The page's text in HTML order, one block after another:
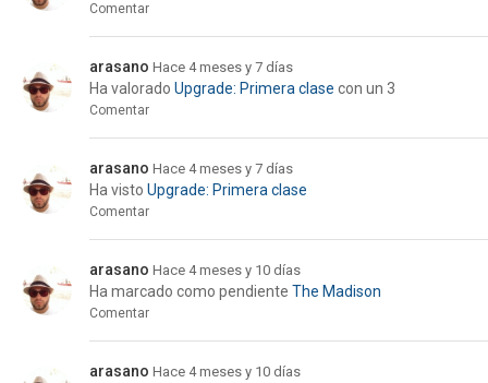
Comentar
arasano Hace 4 meses y 7 días
Ha valorado Upgrade: Primera clase con un 3
Comentar
arasano Hace 4 meses y 7 días
Ha visto Upgrade: Primera clase
Comentar
arasano Hace 4 meses y 10 días
Ha marcado como pendiente The Madison
Comentar
arasano Hace 4 meses y 10 días